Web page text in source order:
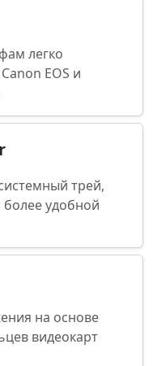
легко
EOS и
трей,
более удобной
на основе
видеокарт